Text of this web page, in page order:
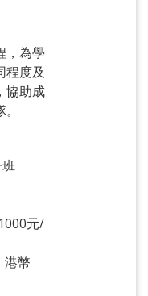
，為學
程度及
協助成
元/
港幣